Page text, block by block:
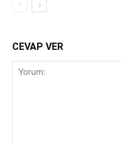
CEVAP VER